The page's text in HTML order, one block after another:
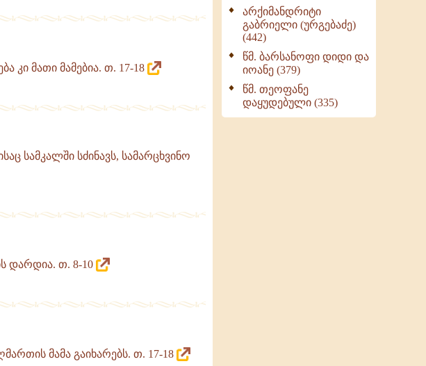
კი მათი მამებია. თ. 17-18
სამკალში სძინავს, სამარცხვინო
დარდია. თ. 8-10
მამა გაიხარებს. თ. 17-18
არქიმანდრიტი
გაბრიელი (ურგებაძე)
(442)
წმ. ბარსანოფი დიდი და
იოანე (379)
წმ. თეოფანე
დაყუდებული (335)